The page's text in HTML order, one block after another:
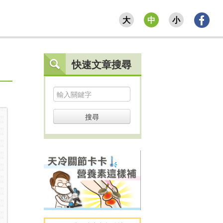
大 中 小
快速文章搜尋
搜尋